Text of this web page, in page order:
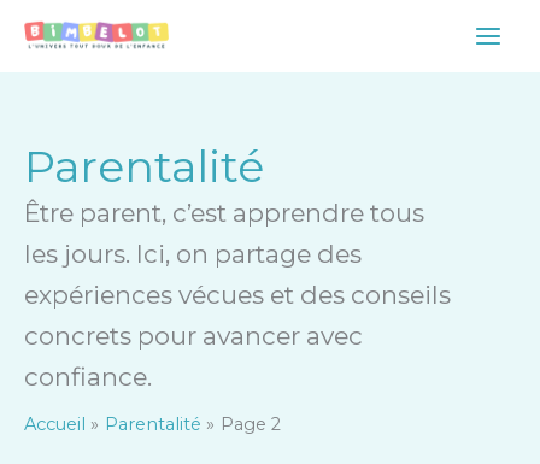
Main
Parentalité
Être parent, c’est apprendre tous
les jours. Ici, on partage des
expériences vécues et des conseils
concrets pour avancer avec
confiance.
Accueil Parentalité Page 2